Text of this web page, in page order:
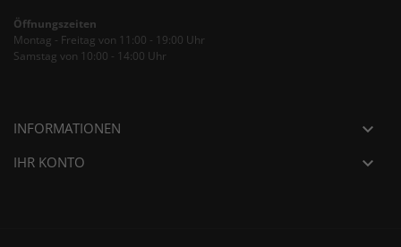
Öffnungszeiten
Montag - Freitag von 11:00 - 19:00 Uhr
Samstag von 10:00 - 14:00 Uhr
INFORMATIONEN 
IHR KONTO 